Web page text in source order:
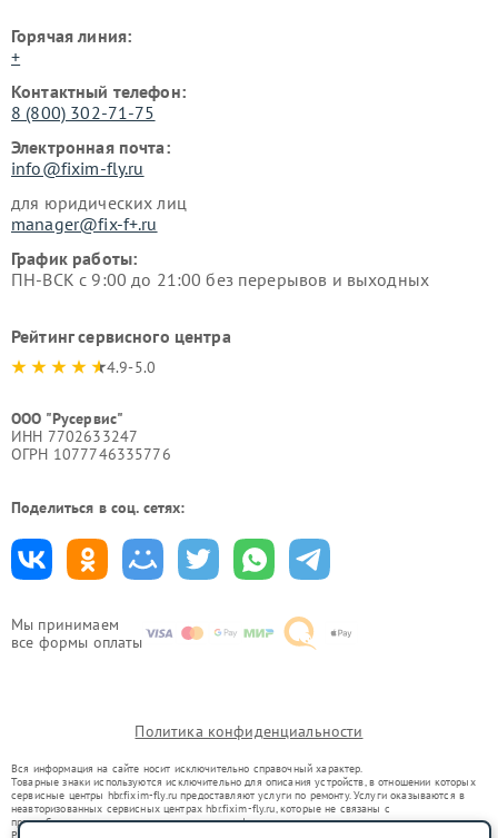
Мы принимаем
все формы оплаты
Горячая линия:
+
Контактный телефон:
8 (800) 302-71-75
Электронная почта:
info@fixim-fly.ru
для юридических лиц
manager@fix-f+.ru
График работы:
ПН-ВСК с 9:00 до 21:00 без перерывов и выходных
Рейтинг сервисного центра
4.9-5.0
ООО "Русервис"
ИНН 7702633247
ОГРН 1077746335776
Поделиться в соц. сетях:
Политика конфиденциальности
Вся информация на сайте носит исключительно справочный характер.
Товарные знаки используются исключительно для описания устройств, в отношении которых
сервисные центры hbr.fixim-fly.ru предоставляют услуги по ремонту. Услуги оказываются в
неавторизованных сервисных центрах hbr.fixim-fly.ru, которые не связаны с
правообладателями товарных знаков или их официальными представителями.